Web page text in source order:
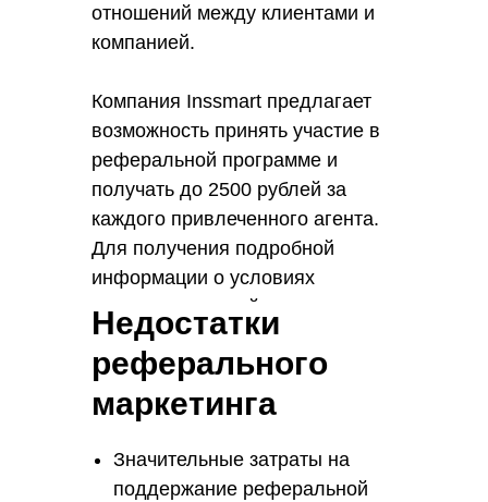
отношений между клиентами и
компанией.
Компания Inssmart предлагает
возможность принять участие в
реферальной программе и
получать до 2500 рублей за
каждого привлеченного агента.
Для получения подробной
информации о условиях
программы, перейдите по
следующей ссылке:
https://inssmart.ru/referal_bank
Недостатки
реферального
маркетинга
Значительные затраты на
поддержание реферальной